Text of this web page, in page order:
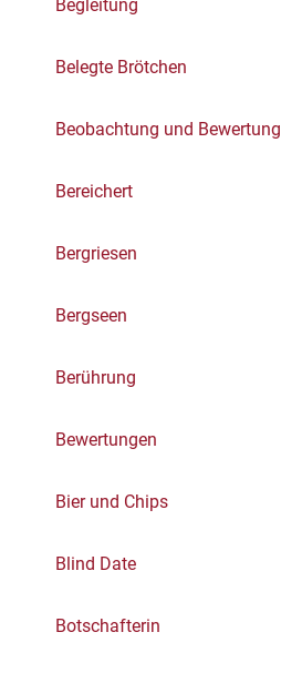
Begleitung
Belegte Brötchen
Beobachtung und Bewertung
Bereichert
Bergriesen
Bergseen
Berührung
Bewertungen
Bier und Chips
Blind Date
Botschafterin